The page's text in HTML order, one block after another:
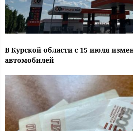
В Курской области с 15 июля
автомобилей